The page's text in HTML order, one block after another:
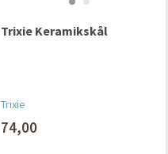
Trixie Keramikskål
Trixie
74,00